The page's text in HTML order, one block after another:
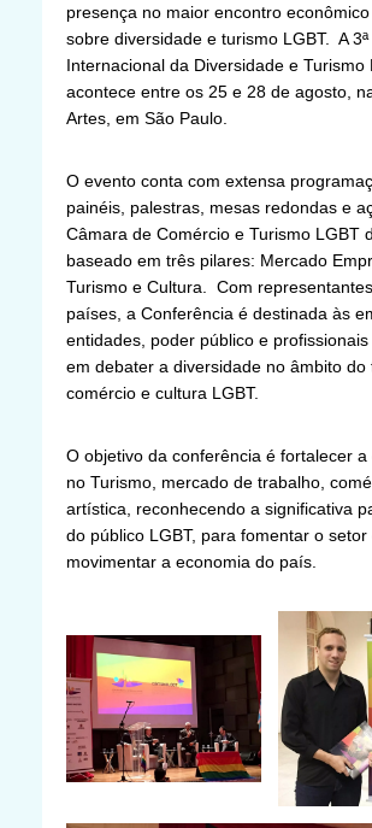
presença no maior encontro
sobre diversidade e turismo LGBT. A
Internacional da Diversidade e Turismo
acontece entre os 25 e 28 de agosto,
Artes, em São Paulo.
O evento conta com extensa
painéis, palestras, mesas redondas e
Câmara de Comércio e Turismo LGBT
baseado em três pilares: Mercado
Turismo e Cultura. Com
países, a Conferência é destinada às
entidades, poder público e
em debater a diversidade no âmbito do
comércio e cultura LGBT.
O objetivo da conferência é fortalecer a
no Turismo, mercado de trabalho,
artística, reconhecendo a significativa
do público LGBT, para fomentar o setor
movimentar a economia do país.